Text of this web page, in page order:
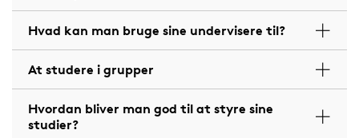
Hvad kan man bruge sine undervisere til?
At studere i grupper
Hvordan bliver man god til at styre sine
studier?